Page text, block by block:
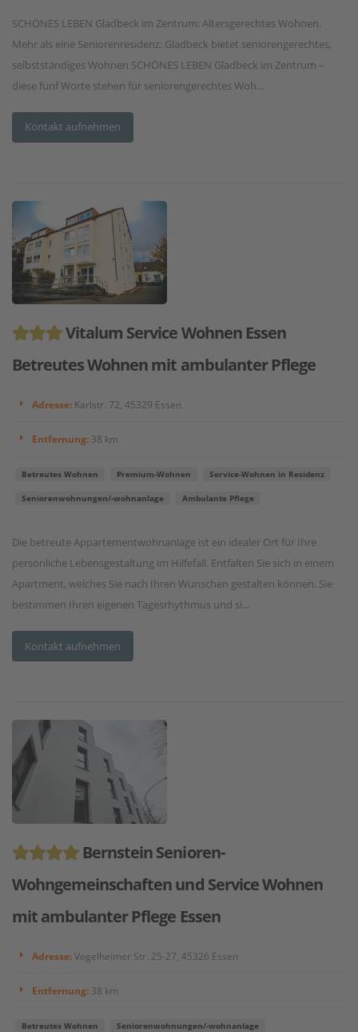
SCHÖNES LEBEN Gladbeck im Zentrum: Altersgerechtes Wohnen.
Mehr als eine Seniorenresidenz: Gladbeck bietet seniorengerechtes,
selbstständiges Wohnen SCHÖNES LEBEN Gladbeck im Zentrum –
diese fünf Worte stehen für seniorengerechtes Woh...
Kontakt aufnehmen
Vitalum Service Wohnen Essen
Betreutes Wohnen mit ambulanter Pflege
Adresse: Karlstr. 72, 45329 Essen
Entfernung: 38 km
Betreutes Wohnen Premium-Wohnen Service-Wohnen in Residenz
Seniorenwohnungen/-wohnanlage Ambulante Pflege
Die betreute Appartementwohnanlage ist ein idealer Ort für Ihre
persönliche Lebensgestaltung im Hilfefall. Entfalten Sie sich in einem
Apartment, welches Sie nach Ihren Wünschen gestalten können. Sie
bestimmen Ihren eigenen Tagesrhythmus und si...
Kontakt aufnehmen
Bernstein Senioren-
Wohngemeinschaften und Service Wohnen
mit ambulanter Pflege Essen
Adresse:Vogelheimer Str. 25-27, 45326 Essen
Entfernung: 38 km
Betreutes Wohnen Seniorenwohnungen/-wohnanlage